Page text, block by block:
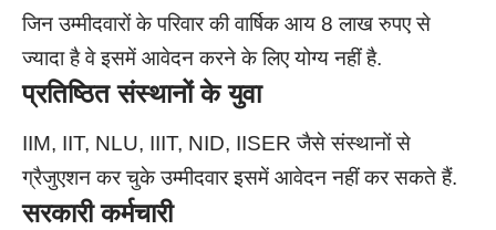
जिन उम्मीदवारों के परिवार की वार्षिक आय 8 लाख रुपए से
ज्यादा है वे इसमें आवेदन करने के लिए योग्य नहीं है.
प्रतिष्ठित संस्थानों के युवा
IIM, IIT, NLU, IIIT, NID, IISER जैसे संस्थानों से
ग्रैजुएशन कर चुके उम्मीदवार इसमें आवेदन नहीं कर सकते हैं.
सरकारी कर्मचारी